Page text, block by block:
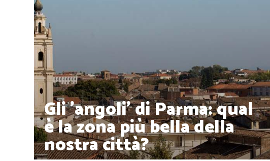
Gli 'angoli' di Parma: qual
è la zona più bella della
nostra città?